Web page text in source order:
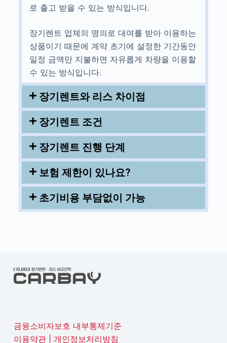
로 출고 받을 수 있는 방식입니다.
장기렌트 업체의 명의로 대여를 받아 이용하는
상품이기 때문에 계약 초기에 설정한 기간동안
일정 금액만 지불하면 자유롭게 차량을 이용할
수 있는 방식입니다.
장기렌트와 리스 차이점
장기렌트 조건
장기렌트 진행 단계
보험 제한이 있나요?
초기비용 부담없이 가능
금융소비자보호 내부통제기준
이용약관| 개인정보처리방침